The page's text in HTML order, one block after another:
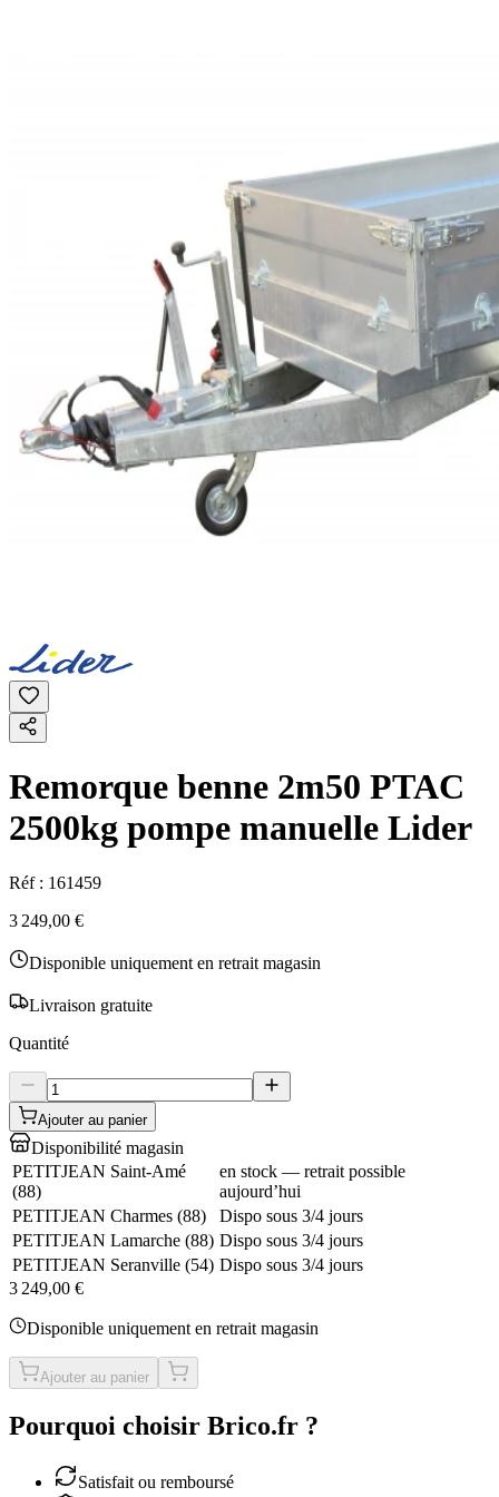
Remorque benne 2m50 PTAC
2500kg pompe manuelle Lider
Réf : 161459
3 249,00 €
Disponible uniquement en retrait magasin
Livraison gratuite
Quantité
Ajouter au panier
Disponibilité magasin
PETITJEAN Saint-Amé
(88)
en stock — retrait possible
aujourd’hui
PETITJEAN Charmes (88)
Dispo sous 3/4 jours
PETITJEAN Lamarche (88) Dispo sous 3/4 jours
PETITJEAN Seranville (54) Dispo sous 3/4 jours
3 249,00 €
Disponible uniquement en retrait magasin
Ajouter au panier
Pourquoi choisir Brico.fr ?
Satisfait ou remboursé